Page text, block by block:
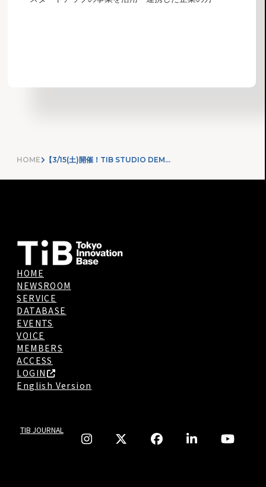
HOME 【3/15(土)開催！TIB STUDIO DEMO DAY開催】
HOME
NEWSROOM
SERVICE
DATABASE
EVENTS
VOICE
MEMBERS
ACCESS
LOGIN
English Version
TIB JOURNAL